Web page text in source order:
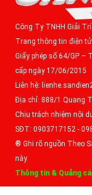
Công Ty TNHH Giải Trí
Trang thông tin điện
Giấy phép số 64/GP –
cấp ngày 17/06/2015
Liên hệ:
Địa chỉ: 888/1 Quang
Chịu trách nhiệm nội
SĐT: 0903717152 -
® Ghi rõ nguồn Theo
này
Thông tin & Quảng